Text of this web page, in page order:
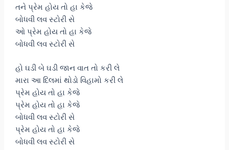
તને પ્રેમ હોય તો હા કેજે
બોધવી લવ સ્ટોરી સે
ઓ પ્રેમ હોય તો હા કેજે
બોધવી લવ સ્ટોરી સે
હો ઘડી બે ઘડી જાન વાત તો કરી લે
મારા આ દિલમાં થોડો વિહામો કરી લે
પ્રેમ હોય તો હા કેજે
પ્રેમ હોય તો હા કેજે
બોધવી લવ સ્ટોરી સે
પ્રેમ હોય તો હા કેજે
બોધવી લવ સ્ટોરી સે